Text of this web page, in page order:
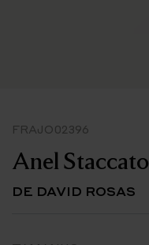
FRAJO02396
Anel Staccato
DE DAVID ROSAS